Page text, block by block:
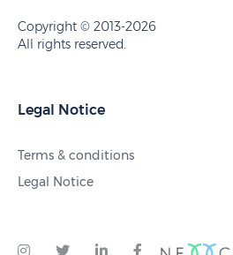
Copyright © 2013-2026
All rights reserved.
Legal Notice
Terms & conditions
Legal Notice